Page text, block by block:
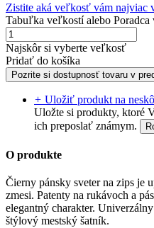
Zistite aká veľkosť vám najviac
Tabuľka veľkostí alebo
Najskôr si vyberte veľkosť
Pridať do košíka
Pozrite si dostupnosť tovaru v
+ Uložiť produkt na
Uložte si produkty, ktoré
ich preposlať známym.
O produkte
Čierny pánsky sveter na zips je
zmesi. Patenty na rukávoch a
elegantný charakter.
štýlový mestský šatník.